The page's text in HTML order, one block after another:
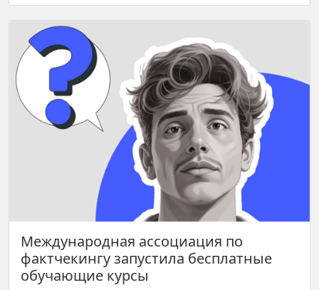
Международная ассоциация по
фактчекингу запустила бесплатные
обучающие курсы